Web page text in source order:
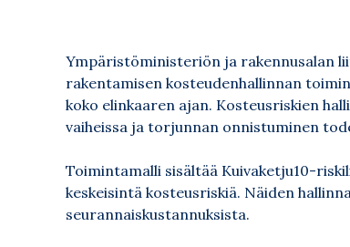
Ympäristöministeriön ja rakennusalan
rakentamisen kosteudenhallinnan
koko elinkaaren ajan. Kosteusriskien
vaiheissa ja torjunnan onnistuminen
Toimintamalli sisältää Kuivaketju10-
keskeisintä kosteusriskiä. Näiden
seurannaiskustannuksista.